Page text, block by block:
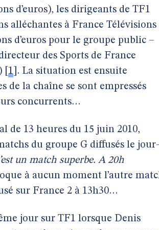
d’euros), les dirigeants de TF1
alléchantes à France Télévisions
d’euros pour le groupe public –
des Sports de France
1 . La situation est ensuite
de la chaîne se sont empressés
concurrents…
de 13 heures du 15 juin 2010,
du groupe G diffusés le jour-
un match superbe. A 20h
à aucun moment l’autre
sur France 2 à 13h30…
jour sur TF1 lorsque Denis